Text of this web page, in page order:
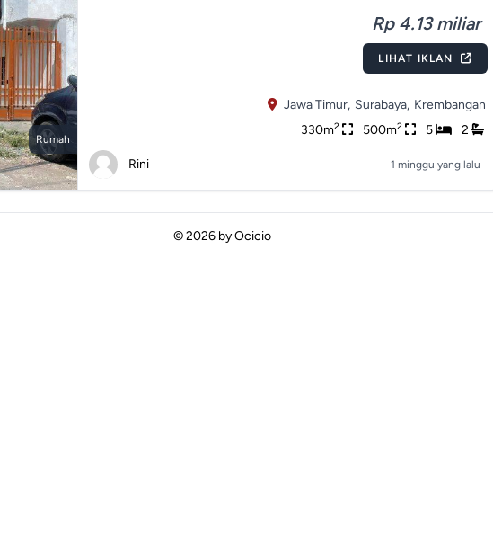
Rumah
Rp 4.13 miliar
LIHAT IKLAN
Jawa Timur, Surabaya, Krembangan
330m2 500m2 5 2
Rini 1 minggu yang lalu
© 2026 byOcicio